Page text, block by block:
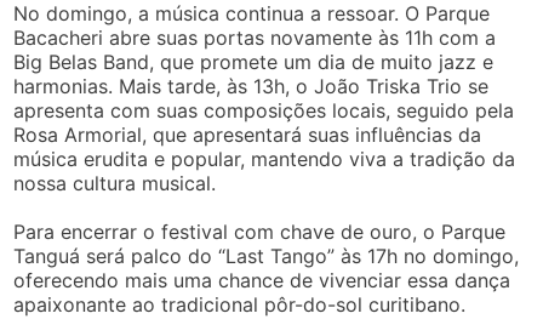
No domingo, a música continua a ressoar. O Parque
Bacacheri abre suas portas novamente às 11h com a
Big Belas Band, que promete um dia de muito jazz e
harmonias. Mais tarde, às 13h, o João Triska Trio se
apresenta com suas composições locais, seguido pela
Rosa Armorial, que apresentará suas influências da
música erudita e popular, mantendo viva a tradição da
nossa cultura musical.
Para encerrar o festival com chave de ouro, o Parque
Tanguá será palco do “Last Tango” às 17h no domingo,
oferecendo mais uma chance de vivenciar essa dança
apaixonante ao tradicional pôr-do-sol curitibano.